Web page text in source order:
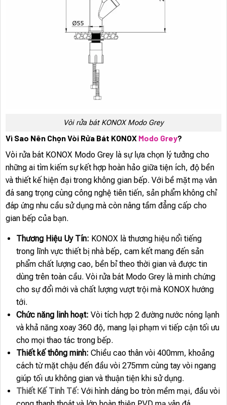
Vòi rửa bát KONOX Modo Grey
Vì Sao Nên Chọn Vòi Rửa Bát KONOX Modo Grey?
Vòi rửa bát KONOX Modo Grey là sự lựa chọn lý tưởng cho
những ai tìm kiếm sự kết hợp hoàn hảo giữa tiện ích, độ bền
và thiết kế hiện đại trong không gian bếp. Với bề mặt mạ vân
đá sang trọng cùng công nghệ tiên tiến, sản phẩm không chỉ
đáp ứng nhu cầu sử dụng mà còn nâng tầm đẳng cấp cho
gian bếp của bạn.
Thương Hiệu Uy Tín: KONOX là thương hiệu nổi tiếng
trong lĩnh vực thiết bị nhà bếp, cam kết mang đến sản
phẩm chất lượng cao, bền bỉ theo thời gian và được tin
dùng trên toàn cầu. Vòi rửa bát Modo Grey là minh chứng
cho sự đổi mới và chất lượng vượt trội mà KONOX hướng
tới.
Chức năng linh hoạt: Vòi tích hợp 2 đường nước nóng lạnh
và khả năng xoay 360 độ, mang lại phạm vi tiếp cận tối ưu
cho mọi thao tác trong bếp.
Thiết kế thông minh: Chiều cao thân vòi 400mm, khoảng
cách từ mặt chậu đến đầu vòi 275mm cùng tay vòi ngang
giúp tối ưu không gian và thuận tiện khi sử dụng.
Thiết Kế Tinh Tế: Với hình dáng bo tròn mềm mại, đầu vòi